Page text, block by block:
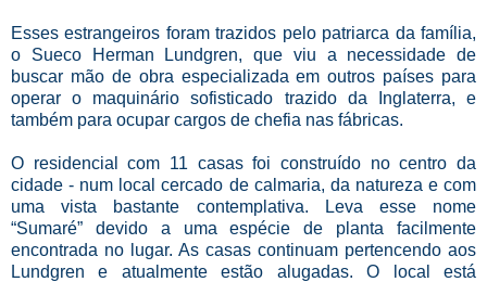
Esses estrangeiros foram trazidos pelo patriarca da família,
o Sueco Herman Lundgren, que viu a necessidade de
buscar mão de obra especializada em outros países para
operar o maquinário sofisticado trazido da Inglaterra, e
também para ocupar cargos de chefia nas fábricas.
O residencial com 11 casas foi construído no centro da
cidade - num local cercado de calmaria, da natureza e com
uma vista bastante contemplativa. Leva esse nome
“Sumaré” devido a uma espécie de planta facilmente
encontrada no lugar. As casas continuam pertencendo aos
Lundgren e atualmente estão alugadas. O local está